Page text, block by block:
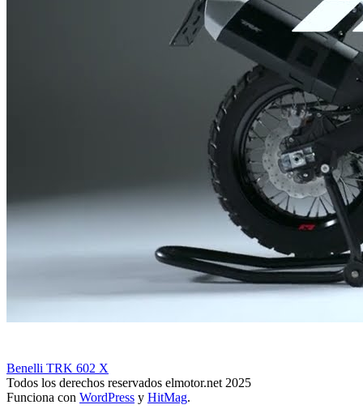
Benelli TRK 602 X
Todos los derechos reservados elmotor.net 2025
Funciona con WordPress y HitMag.